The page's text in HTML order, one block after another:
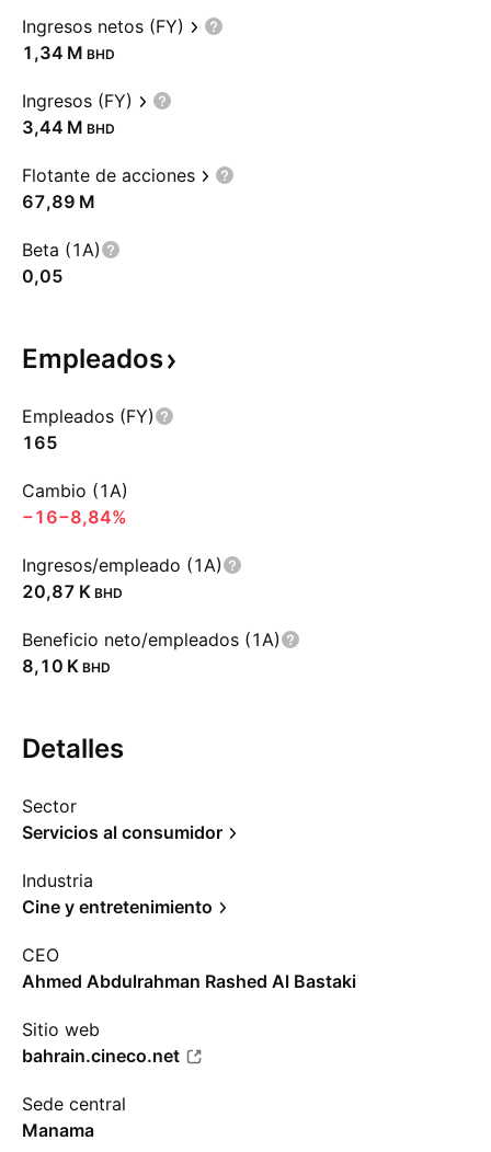
Ingresos netos (FY)
‪1,34 M‬ BHD
Ingresos (FY)
‪3,44 M‬ BHD
Flotante de acciones
‪67,89 M‬
Beta (1A)
0,05
Empleados
Empleados (FY)
165
Cambio (1A)
−16−8,84%
Ingresos/empleado (1A)
‪20,87 K‬ BHD
Beneficio neto/empleados (1A)
‪8,10 K‬ BHD
Detalles
Sector
Servicios al consumidor
Industria
Cine y entretenimiento
CEO
Ahmed Abdulrahman Rashed Al Bastaki
Sitio web
bahrain.cineco.net
Sede central
Manama